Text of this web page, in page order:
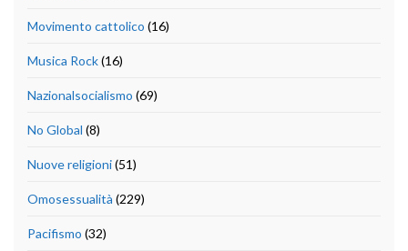
Movimento cattolico (16)
Musica Rock(16)
Nazionalsocialismo (69)
No Global (8)
Nuove religioni(51)
Omosessualità (229)
Pacifismo (32)